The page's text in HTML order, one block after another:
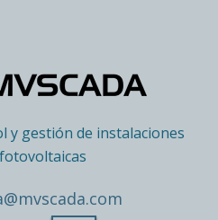
y gestión de instalaciones